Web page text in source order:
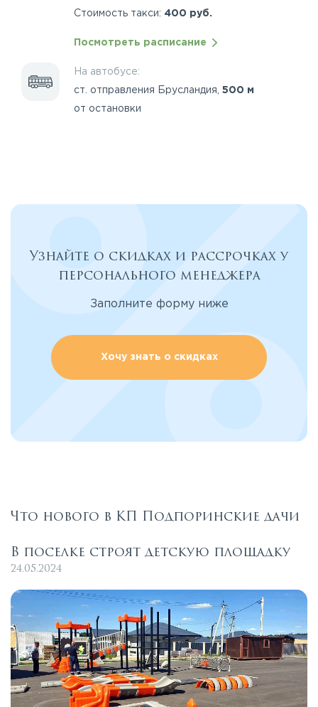
Стоимость такси: 400 руб.
Посмотреть расписание
На автобусе:
ст. отправления Брусландия, 500 м
от остановки
Узнайте о скидках и рассрочках у
персонального менеджера
Заполните форму ниже
Хочу знать о скидках
Что нового в КП Подпоринские дачи
В поселке строят детскую площадку
24.05.2024